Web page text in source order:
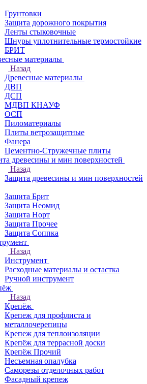
Грунтовки
Защита дорожного покрытия
Ленты стыковочные
Шнуры уплотнительные термостойкие
БРИТ
материалы
Назад
Древесные материалы
ДВП
ДСП
МДВП КНАУФ
ОСП
Пиломатериалы
Плиты ветрозащитные
Фанера
Цементно-Стружечные плиты
древесины и мин поверхностей
Назад
Защита древесины и мин поверхностей
Защита Брит
Защита Неомид
Защита Норт
Защита Прочее
Защита Соппка
Назад
Инструмент
Расходные материалы и остастка
Ручной инструмент
Назад
Крепёж
Крепеж для профлиста и
металлочерепицы
Крепеж для теплоизоляции
Крепёж для террасной доски
Крепёж Прочий
Несъемная опалубка
Саморезы отделочных работ
Фасадный крепеж